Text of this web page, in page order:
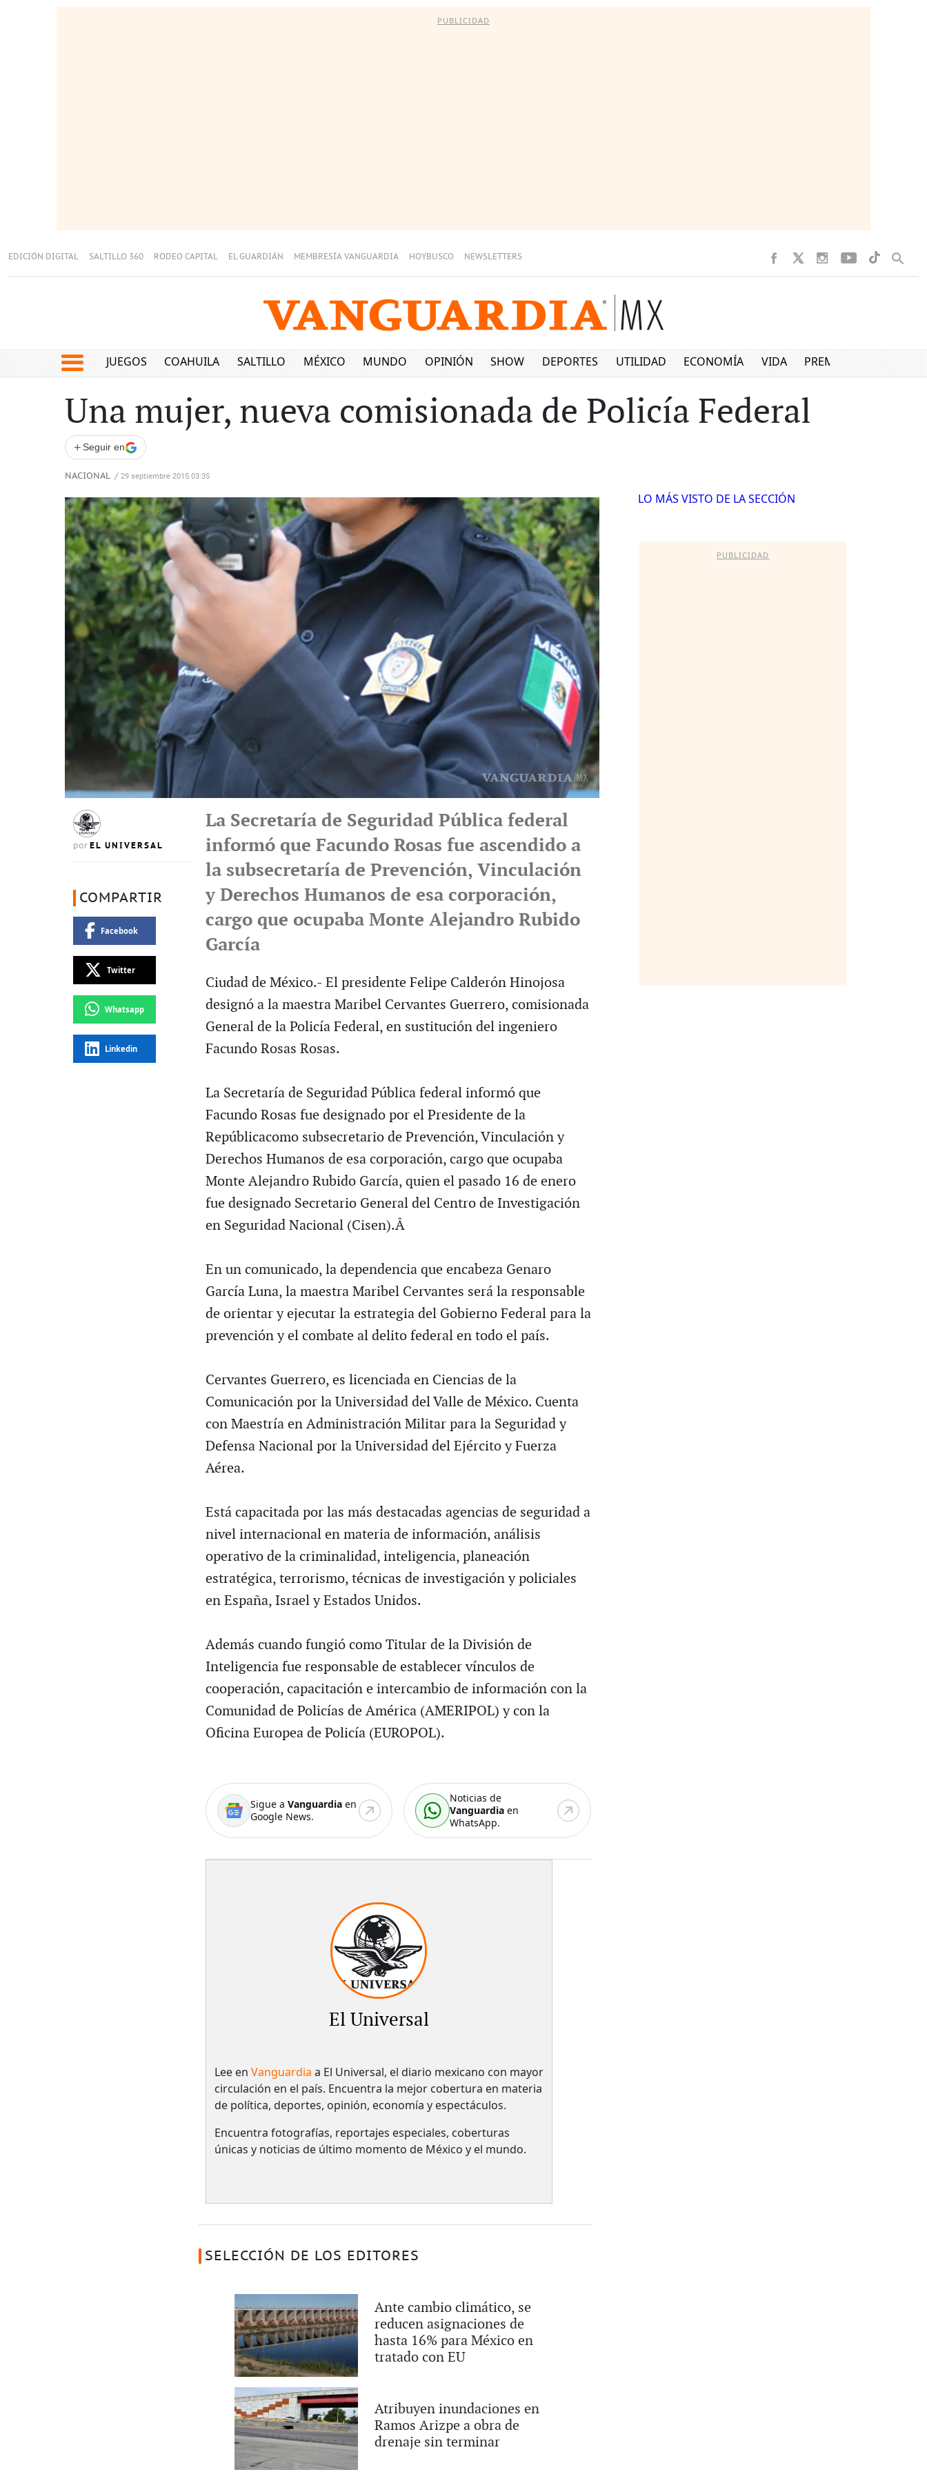
PUBLICIDAD
EDICIÓN DIGITAL SALTILLO 360 RODEO CAPITAL EL GUARDIÁN MEMBRESÍA VANGUARDIA HOYBUSCO NEWSLETTERS
JUEGOS COAHUILA SALTILLO MÉXICO MUNDO OPINIÓN SHOW DEPORTES UTILIDAD ECONOMÍA VIDA PREMIUM
Una mujer, nueva comisionada de Policía Federal
+ Seguir en
NACIONAL / 29 septiembre 2015 03:35
por EL UNIVERSAL
COMPARTIR
Facebook
Twitter
Whatsapp
Linkedin
La Secretaría de Seguridad Pública federal
informó que Facundo Rosas fue ascendido a
la subsecretaría de Prevención, Vinculación
y Derechos Humanos de esa corporación,
cargo que ocupaba Monte Alejandro Rubido
García
Ciudad de México.- El presidente Felipe Calderón Hinojosa
designó a la maestra Maribel Cervantes Guerrero, comisionada
General de la Policía Federal, en sustitución del ingeniero
Facundo Rosas Rosas.
La Secretaría de Seguridad Pública federal informó que
Facundo Rosas fue designado por el Presidente de la
Repúblicacomo subsecretario de Prevención, Vinculación y
Derechos Humanos de esa corporación, cargo que ocupaba
Monte Alejandro Rubido García, quien el pasado 16 de enero
fue designado Secretario General del Centro de Investigación
en Seguridad Nacional (Cisen).Â
En un comunicado, la dependencia que encabeza Genaro
García Luna, la maestra Maribel Cervantes será la responsable
de orientar y ejecutar la estrategia del Gobierno Federal para la
prevención y el combate al delito federal en todo el país.
Cervantes Guerrero, es licenciada en Ciencias de la
Comunicación por la Universidad del Valle de México. Cuenta
con Maestría en Administración Militar para la Seguridad y
Defensa Nacional por la Universidad del Ejército y Fuerza
Aérea.
Está capacitada por las más destacadas agencias de seguridad a
nivel internacional en materia de información, análisis
operativo de la criminalidad, inteligencia, planeación
estratégica, terrorismo, técnicas de investigación y policiales
en España, Israel y Estados Unidos.
Además cuando fungió como Titular de la División de
Inteligencia fue responsable de establecer vínculos de
cooperación, capacitación e intercambio de información con la
Comunidad de Policías de América (AMERIPOL) y con la
Oficina Europea de Policía (EUROPOL).
Sigue a Vanguardiaen
Google News.
Noticias de
Vanguardia en
WhatsApp.
El Universal
Lee en Vanguardia a El Universal, el diario mexicano con mayor
circulación en el país.​ Encuentra la mejor cobertura en materia
de política, deportes, opinión, economía y espectáculos.
Encuentra fotografías, reportajes especiales, coberturas
únicas y noticias de último momento de México y el mundo.
SELECCIÓN DE LOS EDITORES
Ante cambio climático, se
reducen asignaciones de
hasta 16% para México en
tratado con EU
Atribuyen inundaciones en
Ramos Arizpe a obra de
drenaje sin terminar
LO MÁS VISTO DE LA SECCIÓN
PUBLICIDAD